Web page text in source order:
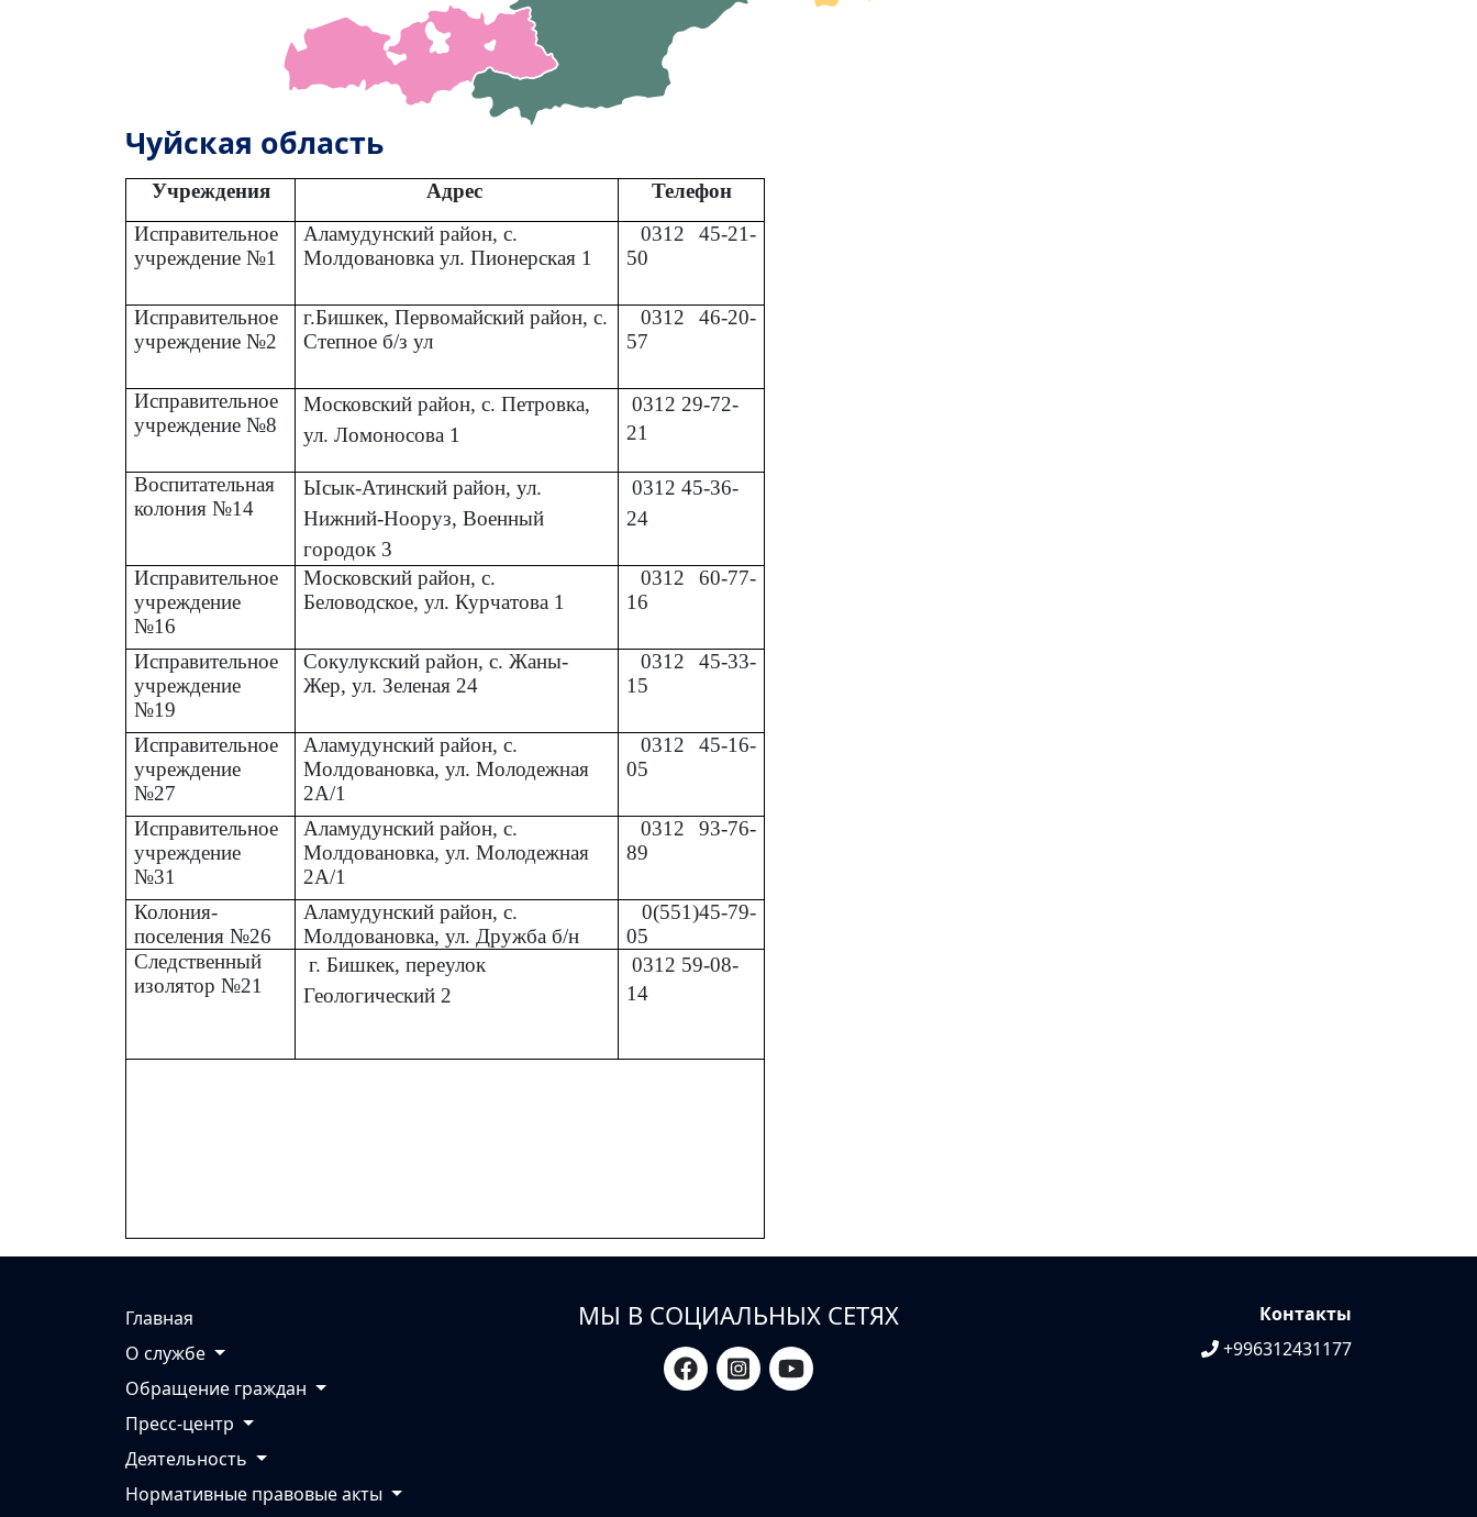
Чуйская область
Учреждения Адрес
Телефон
Исправительное
учреждение №1
Аламудунский район, с.
Молдовановка ул. Пионерская 1
0312 45-21-
50
Исправительное
учреждение №2
г.Бишкек, Первомайский район, с.
Степное б/з ул
0312 46-20-
57
Исправительное
учреждение №8
Московский район, с. Петровка,
ул. Ломоносова 1
0312 29-72-
21
Воспитательная
колония №14
Ысык-Атинский район, ул.
Нижний-Нооруз, Военный
городок 3
031245-36-
24
Исправительное
учреждение
№16
Московский район, с.
Беловодское, ул. Курчатова 1
0312 60-77-
16
Исправительное
учреждение
№19
Сокулукский район, с. Жаны-
Жер, ул. Зеленая 24
0312 45-33-
15
Исправительное
учреждение
№27
Аламудунский район, с.
Молдовановка, ул. Молодежная
2А/1
0312 45-16-
05
Исправительное
учреждение
№31
Аламудунский район, с.
Молдовановка, ул. Молодежная
2А/1
0312 93-76-
89
Колония-
поселения №26
Аламудунский район, с.
Молдовановка, ул. Дружба б/н
0(551)45-79-
05
Следственный
изолятор №21
г. Бишкек, переулок
Геологический 2
0312 59-08-
14
Главная
О службе
Обращение граждан
Пресс-центр
Деятельность
Нормативные правовые акты
МЫ В СОЦИАЛЬНЫХ СЕТЯХ
Контакты
+996312431177